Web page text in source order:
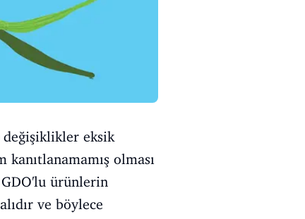
değişiklikler eksik
olması
ürünlerin
ve böylece